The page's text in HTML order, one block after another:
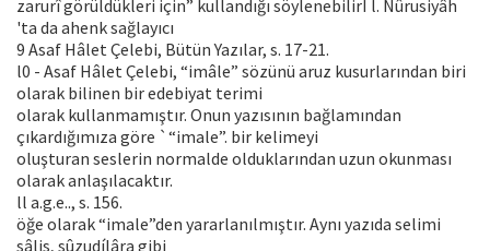
zarurî görüldükleri için” kullandığı söylenebilirI l. Nûrusiyâh
'ta da ahenk sağlayıcı
9 Asaf Hâlet Çelebi, Bütün Yazılar, s. 17-21.
l0 - Asaf Hâlet Çelebi, “imâle” sözünü aruz kusurlarından biri
olarak bilinen bir edebiyat terimi
olarak kullanmamıştır. Onun yazısının bağlamından
çıkardığımıza göre `“imale”. bir kelimeyi
oluşturan seslerin normalde olduklarından uzun okunması
olarak anlaşılacaktır.
ll a.g.e.., s. 156.
öğe olarak “imale”den yararlanılmıştır. Aynı yazıda selimi
sâlis, sûzudílâra gibi